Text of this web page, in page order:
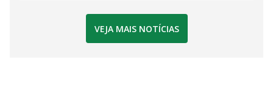
VEJA MAIS NOTÍCIAS